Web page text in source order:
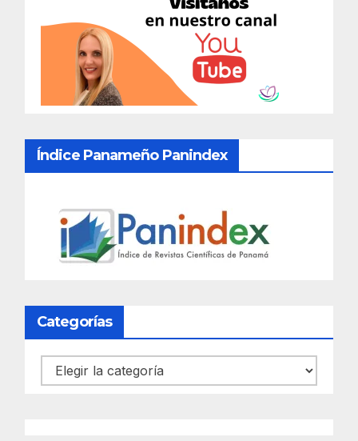
Índice Panameño Panindex
Categorías
Categorías